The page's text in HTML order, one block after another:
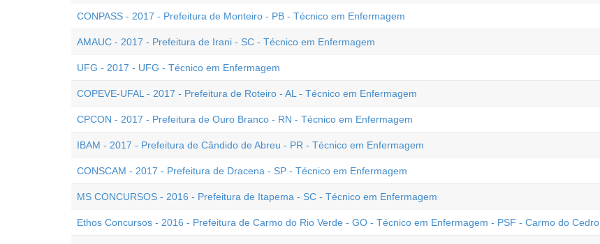
CONPASS - 2017 - Prefeitura de Monteiro - PB - Técnico em Enfermagem
AMAUC - 2017 - Prefeitura de Irani - SC - Técnico em Enfermagem
UFG - 2017 - UFG - Técnico em Enfermagem
COPEVE-UFAL - 2017 - Prefeitura de Roteiro - AL - Técnico em Enfermagem
CPCON - 2017 - Prefeitura de Ouro Branco - RN - Técnico em Enfermagem
IBAM - 2017 - Prefeitura de Cândido de Abreu - PR - Técnico em Enfermagem
CONSCAM - 2017 - Prefeitura de Dracena - SP - Técnico em Enfermagem
MS CONCURSOS - 2016 - Prefeitura de Itapema - SC - Técnico em Enfermagem
Ethos Concursos - 2016 - Prefeitura de Carmo do Rio Verde - GO - Técnico em Enfermagem - PSF - Carmo do Cedro